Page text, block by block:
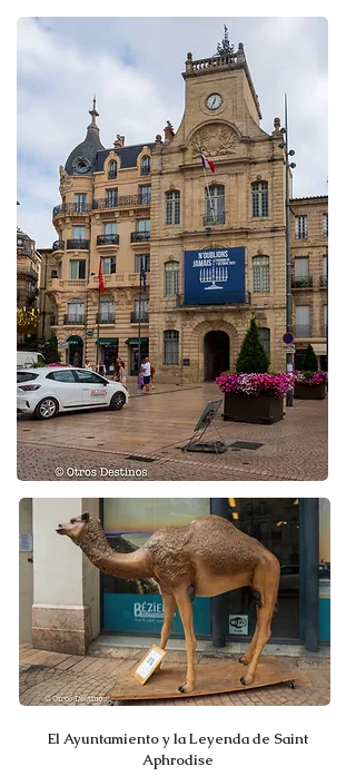
El Ayuntamiento y la Leyenda de Saint
Aphrodise